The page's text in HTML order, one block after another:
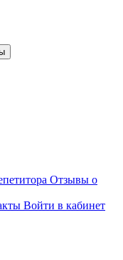
Отзывы о
Войти в кабинет